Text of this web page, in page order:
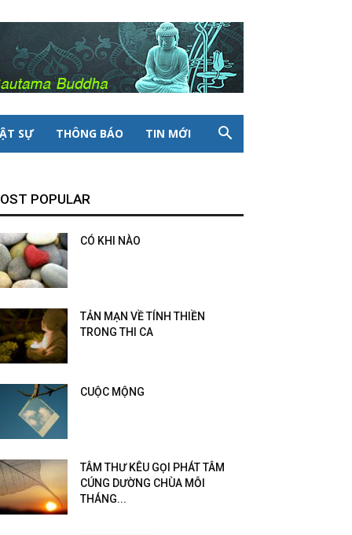
SỰ THÔNG BÁO TIN MỚI
POPULAR
CÓ KHI NÀO
TẢN MẠN VỀ TÍNH THIỀN
TRONG THI CA
CUỘC MỘNG
TÂM THƯ KÊU GỌI PHÁT TÂM
CÚNG DƯỜNG CHÙA MỖI
THÁNG...